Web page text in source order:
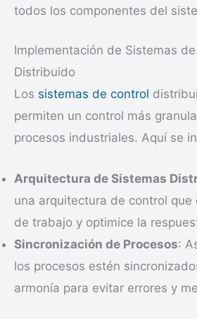
todos los componentes del
Implementación de Sistemas
Distribuido
Los sistemas de control
permiten un control más
procesos industriales. Aquí se
Arquitectura de Sistemas
una arquitectura de control que
de trabajo y optimice la
Sincronización de Procesos:
los procesos estén
armonía para evitar errores y